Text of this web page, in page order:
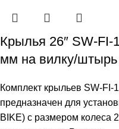
Крылья 26″ SW-FI-
мм на вилку/
Комплект крыльев SW-FI-
предназначен для
BIKE) с размером колеса